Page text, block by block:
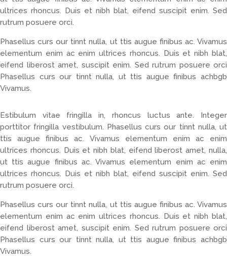
ultrices rhoncus. Duis et nibh blat, eifend suscipit enim. Sed
rutrum posuere orci.
Phasellus curs our tinnt nulla, ut ttis augue finibus ac. Vivamus
elementum enim ac enim ultrices rhoncus. Duis et nibh blat,
eifend liberost amet, suscipit enim. Sed rutrum posuere orci
Phasellus curs our tinnt nulla, ut ttis augue finibus achbgb
Vivamus.
Estibulum vitae fringilla in, rhoncus luctus ante. Integer
porttitor fringilla vestibulum. Phasellus curs our tinnt nulla, ut
ttis augue finibus ac. Vivamus elementum enim ac enim
ultrices rhoncus. Duis et nibh blat, eifend liberost amet, nulla,
ut ttis augue finibus ac. Vivamus elementum enim ac enim
ultrices rhoncus. Duis et nibh blat, eifend suscipit enim. Sed
rutrum posuere orci.
Phasellus curs our tinnt nulla, ut ttis augue finibus ac. Vivamus
elementum enim ac enim ultrices rhoncus. Duis et nibh blat,
eifend liberost amet, suscipit enim. Sed rutrum posuere orci
Phasellus curs our tinnt nulla, ut ttis augue finibus achbgb
Vivamus.